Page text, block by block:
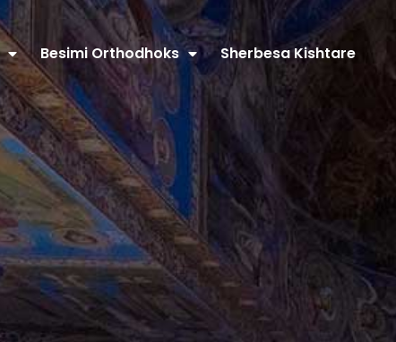
Besimi Orthodhoks Sherbesa Kishtare